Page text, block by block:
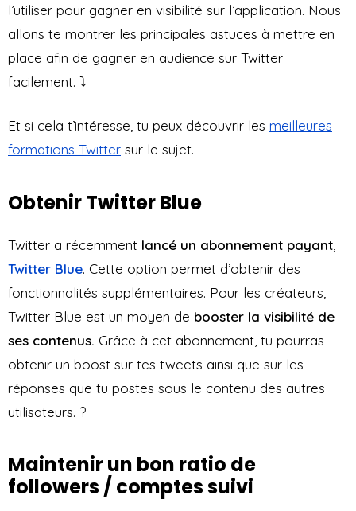
l’utiliser pour gagner en visibilité sur l’application. Nous
allons te montrer les principales astuces à mettre en
place afin de gagner en audience sur Twitter
facilement. ⤵️
Et si cela t’intéresse, tu peux découvrir les meilleures
formations Twitter sur le sujet.
Obtenir Twitter Blue
Twitter a récemment lancé un abonnement payant
Twitter Blue. Cette option permet d’obtenir des
fonctionnalités supplémentaires. Pour les créateurs,
Twitter Blue est un moyen de booster la visibilité de
ses contenus. Grâce à cet abonnement, tu pourras
obtenir un boost sur tes tweets ainsi que sur les
réponses que tu postes sous le contenu des autres
utilisateurs. ?
Maintenir un bon ratio de
followers / comptes suivi